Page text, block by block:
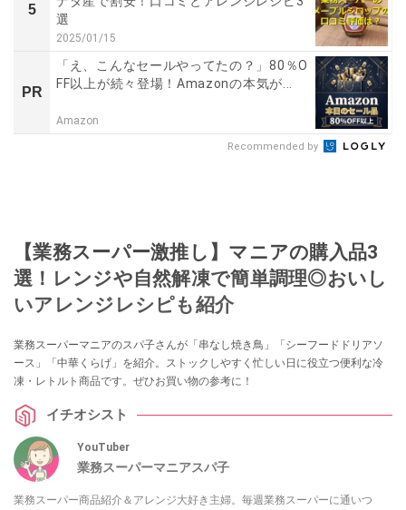
5
選
2025/01/15
PR
「え、こんなセールやってたの？」80％O
FF以上が続々登場！Amazonの本気が...
Amazon
Recommended by
【業務スーパー激推し】マニアの購入品3
選！レンジや自然解凍で簡単調理◎おいし
いアレンジレシピも紹介
業務スーパーマニアのスパ子さんが「串なし焼き鳥」「シーフードドリアソ
ース」「中華くらげ」を紹介。ストックしやすく忙しい日に役立つ便利な冷
凍・レトルト商品です。ぜひお買い物の参考に！
イチオシスト
YouTuber
業務スーパーマニアスパ子
業務スーパー商品紹介＆アレンジ大好き主婦。毎週業務スーパーに通いつ